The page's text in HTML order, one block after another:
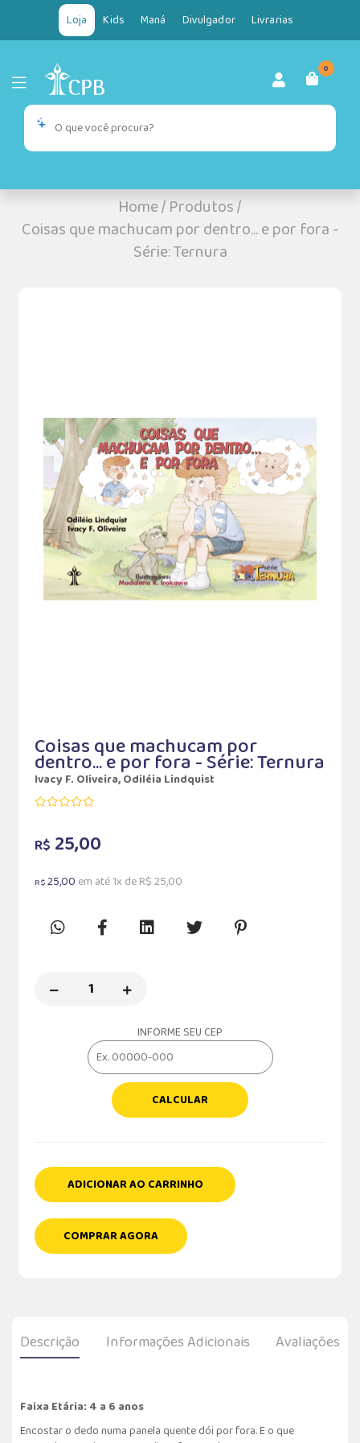
Loja Kids Maná Divulgador Livrarias
0
Home/Produtos/
Coisas que machucam por dentro... e por fora -
Série: Ternura
Coisas que machucam por
dentro... e por fora - Série: Ternura
Ivacy F. Oliveira, Odiléia Lindquist
R$ 25,00
R$25,00 em até 1x de R$ 25,00
INFORME SEU CEP
CALCULAR
ADICIONAR AO CARRINHO
COMPRAR AGORA
Descrição Informações Adicionais Avaliações
Faixa Etária: 4 a 6 anos
Encostar o dedo numa panela quente dói por fora. E o que